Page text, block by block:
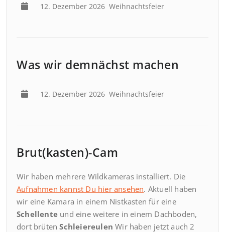
12. Dezember 2026 Weihnachtsfeier
Was wir demnächst machen
12. Dezember 2026 Weihnachtsfeier
Brut(kasten)-Cam
Wir haben mehrere Wildkameras installiert. Die
Aufnahmen kannst Du hier ansehen. Aktuell haben
wir eine Kamara in einem Nistkasten für eine
Schellente und eine weitere in einem Dachboden,
dort brütenSchleiereulen Wir haben jetzt auch 2